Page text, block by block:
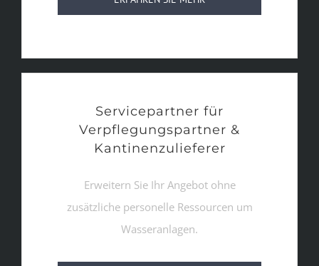
Servicepartner für
Verpflegungspartner &
Kantinenzulieferer
Erweitern Sie Ihr Angebot ohne
zusätzliche personelle Ressourcen um
Wasseranlagen.